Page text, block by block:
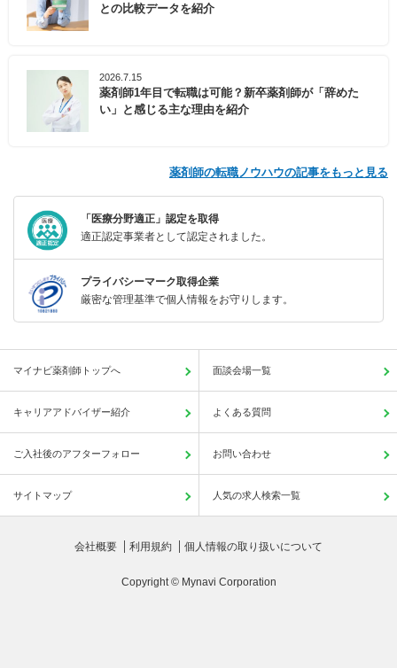
との比較データを紹介
2026.7.15
薬剤師1年目で転職は可能？新卒薬剤師が「辞めた
い」と感じる主な理由を紹介
薬剤師の転職ノウハウの記事をもっと見る
「医療分野適正」認定を取得
適正認定事業者として認定されました。
プライバシーマーク取得企業
厳密な管理基準で個人情報をお守りします。
マイナビ薬剤師トップへ 面談会場一覧
キャリアアドバイザー紹介 よくある質問
ご入社後のアフターフォロー お問い合わせ
サイトマップ 人気の求人検索一覧
会社概要 利用規約 個人情報の取り扱いについて
Copyright © Mynavi Corporation